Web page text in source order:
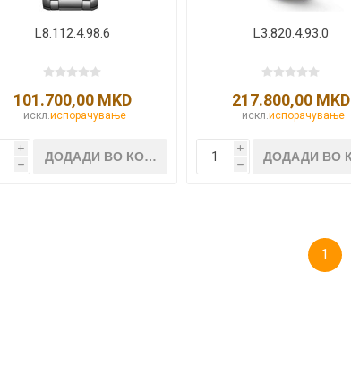
L8.112.4.98.6
101.700,00 MKD
искл.испорачување
i
h
L3.820.4.93.0
217.800,00 MKD
искл.испорачување
i
h
1